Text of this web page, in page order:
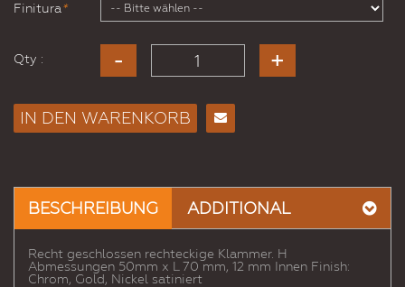
*
Finitura
Qty :
IN DEN WARENKORB
Freund
BESCHREIBUNG ADDITIONAL
Recht geschlossen rechteckige Klammer. H
Abmessungen 50mm x L 70 mm, 12 mm Innen Finish:
Chrom, Gold, Nickel satiniert